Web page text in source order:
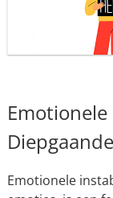
Emotionele